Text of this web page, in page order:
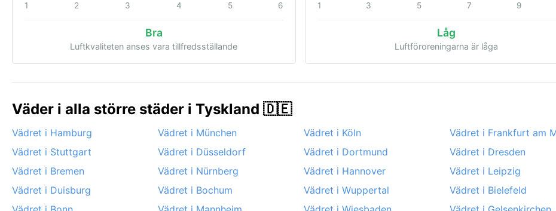
1 2 3 4 5 6
Bra
Luftkvaliteten anses vara tillfredsställande
1 3 5 7 9
Låg
Luftföroreningarna är låga
Väder i alla större städer i Tyskland 🇩🇪
Vädret i Hamburg Vädret i München Vädret i Köln
Vädret i Frankfurt am
Vädret i Stuttgart
Vädret i Düsseldorf Vädret i Dortmund
Vädret i Dresden
Vädret i Bremen
Vädret i Nürnberg Vädret i Hannover
Vädret i Leipzig
Vädret i Duisburg
Vädret i Bochum Vädret i Wuppertal
Vädret i Bielefeld